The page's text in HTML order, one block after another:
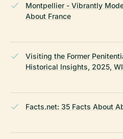
Montpellier - Vibrantly
About France
Visiting the Former
Historical Insights, 2025,
Facts.net: 35 Facts About